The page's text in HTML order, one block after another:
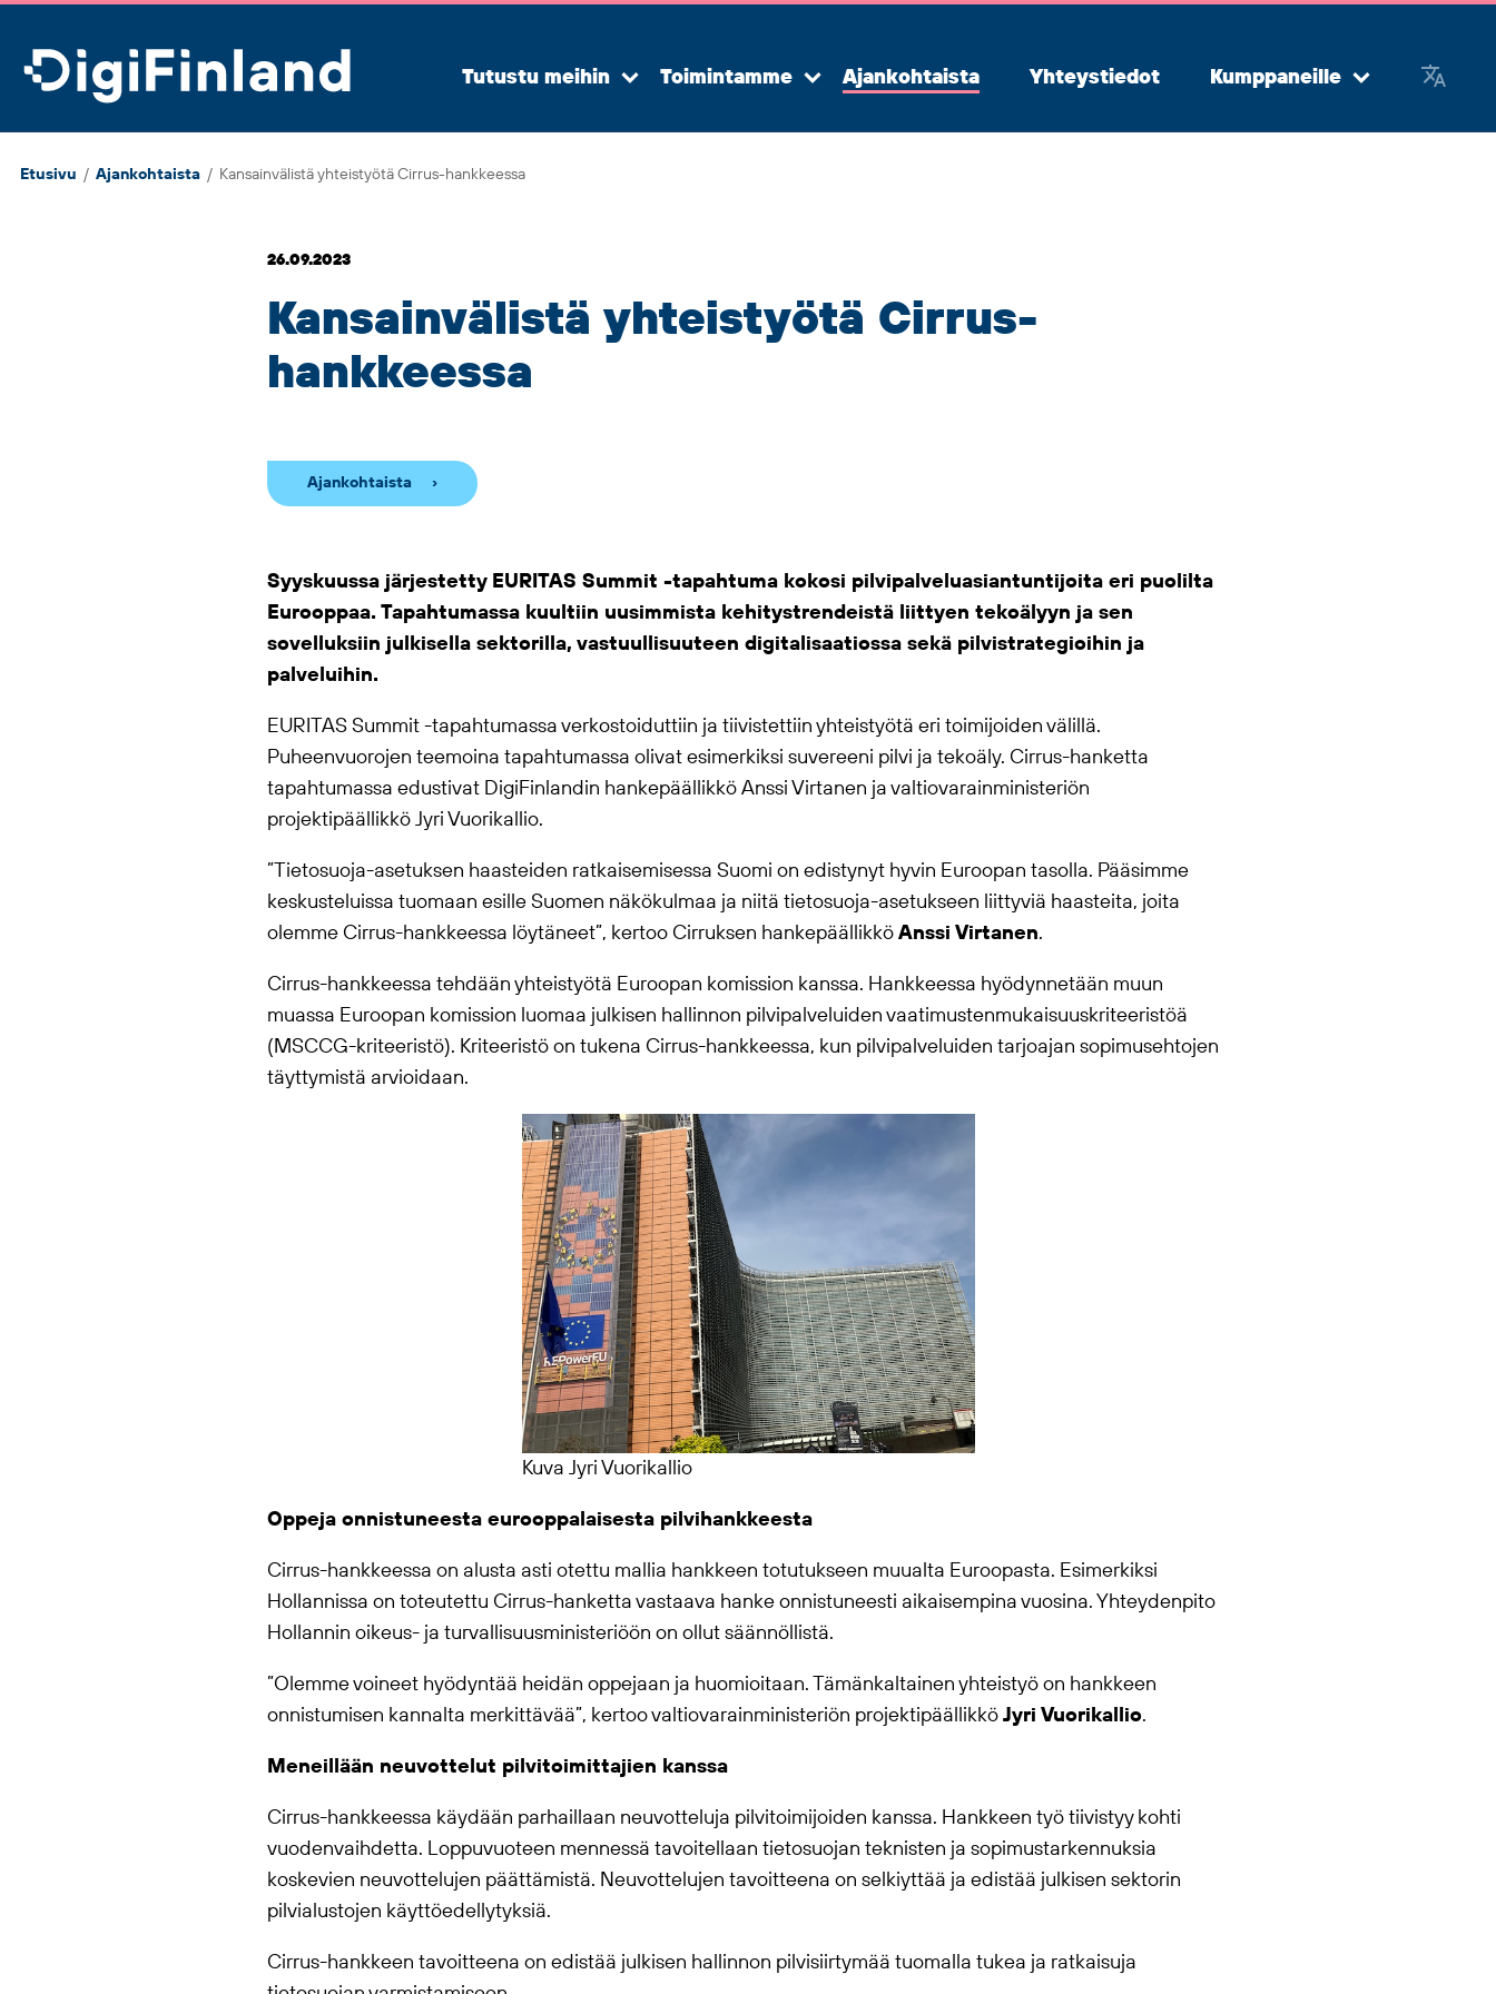
DigiFinland
Tutustu meihin
AvaaToimintamme
AvaaAjankohtaista Yhteystiedot Kumppaneille
Avaa
Etusivu / Ajankohtaista / Kansainvälistä yhteistyötä Cirrus-hankkeessa
26.09.2023
Kansainvälistä yhteistyötä Cirrus-
hankkeessa
Ajankohtaista
Syyskuussa järjestetty EURITAS Summit -tapahtuma kokosi pilvipalveluasiantuntijoita eri puolilta
Eurooppaa. Tapahtumassa kuultiin uusimmista kehitystrendeistä liittyen tekoälyyn ja sen
sovelluksiin julkisella sektorilla, vastuullisuuteen digitalisaatiossa sekä pilvistrategioihin ja
palveluihin.
EURITAS Summit -tapahtumassa verkostoiduttiin ja tiivistettiin yhteistyötä eri toimijoiden välillä.
Puheenvuorojen teemoina tapahtumassa olivat esimerkiksi suvereeni pilvi ja tekoäly. Cirrus-hanketta
tapahtumassa edustivat DigiFinlandin hankepäällikkö Anssi Virtanen ja valtiovarainministeriön
projektipäällikkö Jyri Vuorikallio.
”Tietosuoja-asetuksen haasteiden ratkaisemisessa Suomi on edistynyt hyvin Euroopan tasolla. Pääsimme
keskusteluissa tuomaan esille Suomen näkökulmaa ja niitä tietosuoja-asetukseen liittyviä haasteita, joita
olemme Cirrus-hankkeessa löytäneet”, kertoo Cirruksen hankepäällikköAnssi Virtanen.
Cirrus-hankkeessa tehdään yhteistyötä Euroopan komission kanssa. Hankkeessa hyödynnetään muun
muassa Euroopan komission luomaa julkisen hallinnon pilvipalveluiden vaatimustenmukaisuuskriteeristöä
(MSCCG-kriteeristö). Kriteeristö on tukena Cirrus-hankkeessa, kun pilvipalveluiden tarjoajan sopimusehtojen
täyttymistä arvioidaan.
Kuva Jyri Vuorikallio
Oppeja onnistuneesta eurooppalaisesta pilvihankkeesta
Cirrus-hankkeessa on alusta asti otettu mallia hankkeen totutukseen muualta Euroopasta. Esimerkiksi
Hollannissa on toteutettu Cirrus-hanketta vastaava hanke onnistuneesti aikaisempina vuosina. Yhteydenpito
Hollannin oikeus- ja turvallisuusministeriöön on ollut säännöllistä.
”Olemme voineet hyödyntää heidän oppejaan ja huomioitaan. Tämänkaltainen yhteistyö on hankkeen
onnistumisen kannalta merkittävää”, kertoo valtiovarainministeriön projektipäällikköJyri Vuorikallio.
Meneillään neuvottelut pilvitoimittajien kanssa
Cirrus-hankkeessa käydään parhaillaan neuvotteluja pilvitoimijoiden kanssa. Hankkeen työ tiivistyy kohti
vuodenvaihdetta. Loppuvuoteen mennessä tavoitellaan tietosuojan teknisten ja sopimustarkennuksia
koskevien neuvottelujen päättämistä. Neuvottelujen tavoitteena on selkiyttää ja edistää julkisen sektorin
pilvialustojen käyttöedellytyksiä.
Cirrus-hankkeen tavoitteena on edistää julkisen hallinnon pilvisiirtymää tuomalla tukea ja ratkaisuja